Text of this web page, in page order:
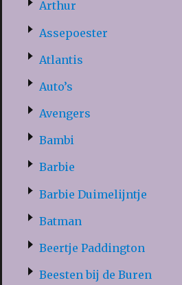
Arthur
Assepoester
Atlantis
Auto’s
Avengers
Bambi
Barbie
Barbie Duimelijntje
Batman
Beertje Paddington
Beesten bij de Buren